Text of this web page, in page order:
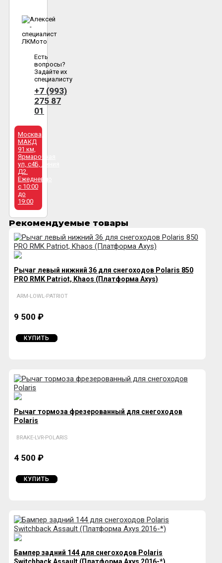
Есть
вопросы?
Задайте их
специалисту
+7 (993)
275 87
01
Москва,
МАКД
91 км,
Ярмарочная
ул, с4Б, линия
Д2.
Ежедневно
с 10:00
до
19:00
Рекомендуемые товары
Рычаг левый нижний 36 для снегоходов Polaris 850
PRO RMK Patriot, Khaos (Платформа Axys)
ARM-LOWL-PATRIOT
9 500 ₽
КУПИТЬ
Рычаг тормоза фрезерованный для снегоходов
Polaris
BRAKE-LVR-POLARIS
4 500 ₽
КУПИТЬ
Бампер задний 144 для снегоходов Polaris